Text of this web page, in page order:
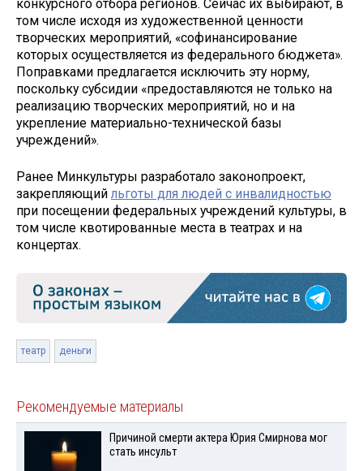
конкурсного отбора регионов. Сейчас их выбирают, в
том числе исходя из художественной ценности
творческих мероприятий, «софинансирование
которых осуществляется из федерального бюджета».
Поправками предлагается исключить эту норму,
поскольку субсидии «предоставляются не только на
реализацию творческих мероприятий, но и на
укрепление материально-технической базы
учреждений».
Ранее Минкультуры разработало законопроект,
закрепляющий льготы для людей с инвалидностью
при посещении федеральных учреждений культуры, в
том числе квотированные места в театрах и на
концертах.
театр деньги
Рекомендуемые материалы
Причиной смерти актера Юрия Смирнова мог
стать инсульт